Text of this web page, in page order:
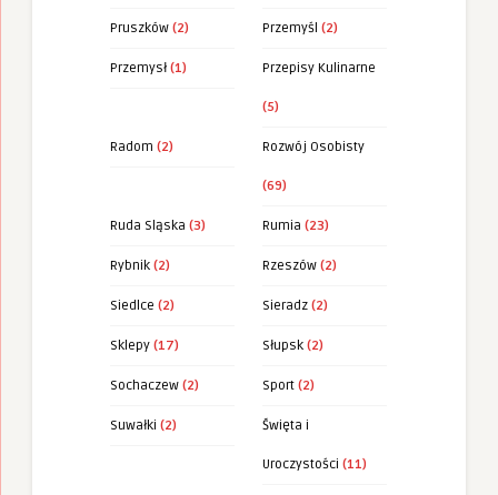
Pruszków (2) Przemyśl (2)
Przemysł (1) Przepisy Kulinarne
(5)
Radom (2) Rozwój Osobisty
(69)
Ruda Sląska (3) Rumia (23)
Rybnik (2) Rzeszów (2)
Siedlce (2) Sieradz (2)
Sklepy (17) Słupsk (2)
Sochaczew (2) Sport (2)
Suwałki (2) Święta i
Uroczystości (11)